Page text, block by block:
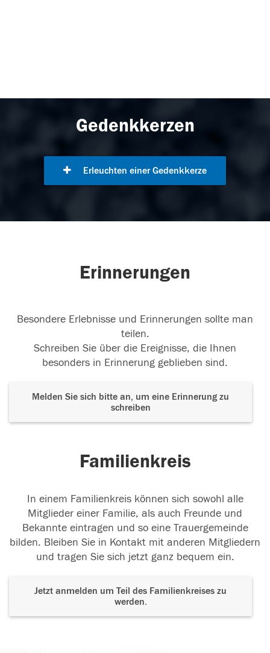
Gedenkkerzen
Erleuchten einer Gedenkkerze
Erinnerungen
Besondere Erlebnisse und Erinnerungen sollte man
teilen.
Schreiben Sie über die Ereignisse, die Ihnen
besonders in Erinnerung geblieben sind.
Melden Sie sich bitte an, um eine Erinnerung zu
schreiben
Familienkreis
In einem Familienkreis können sich sowohl alle
Mitglieder einer Familie, als auch Freunde und
Bekannte eintragen und so eine Trauergemeinde
bilden. Bleiben Sie in Kontakt mit anderen Mitgliedern
und tragen Sie sich jetzt ganz bequem ein.
Jetzt anmelden um Teil des Familienkreises zu
werden.